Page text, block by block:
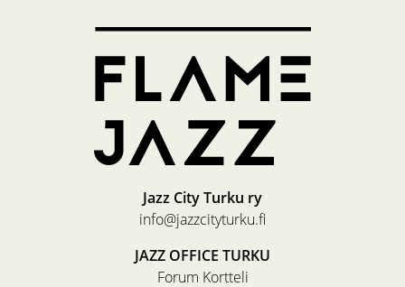
Jazz City Turku ry
info@jazzcityturku.fi
JAZZ OFFICE TURKU
Forum Kortteli